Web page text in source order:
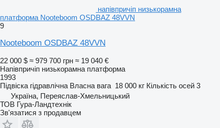
напівпричіп низькорамна
платформа Nooteboom OSDBAZ 48VVN
9
Nooteboom OSDBAZ 48VVN
22 000 $ ≈ 979 700 грн ≈ 19 040 €
Напівпричіп низькорамна платформа
1993
Підвіска гідравлічна Власна вага 18 000 кг Кількість осей 3
Україна, Переяслав-Хмельницький
ТОВ Гура-Ландтехнік
Зв'язатися з продавцем